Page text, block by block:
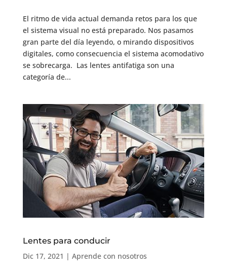
El ritmo de vida actual demanda retos para los que
el sistema visual no está preparado. Nos pasamos
gran parte del día leyendo, o mirando dispositivos
digitales, como consecuencia el sistema acomodativo
se sobrecarga. Las lentes antifatiga son una
categoría de...
Lentes para conducir
Dic 17, 2021 | Aprende con nosotros